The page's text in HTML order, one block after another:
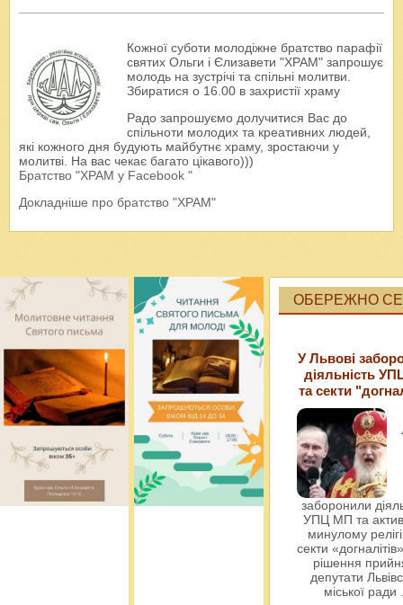
Кожної суботи молодіжне братство парафії
святих Ольги і Єлизавети "ХРАМ" запрошує
молодь на зустрічі та спільні молитви.
Збиратися о 16.00 в захристії храму
Радо запрошуємо долучитися Вас до
спільноти молодих та креативних людей,
які кожного дня будують майбутнє храму, зростаючи у
молитві. На вас чекає багато цікавого)))
Братство "ХРАМ у Facebook "
Докладніше про братство "ХРАМ"
ОБЕРЕЖНО
У Львові
діяльність
та секти
заборонили
УПЦ МП та
минулому
секти
рішення
депутати
міської ради